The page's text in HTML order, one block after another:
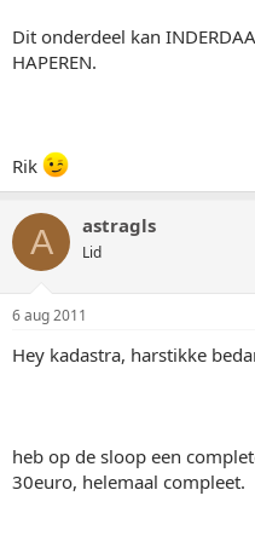
Dit onderdeel kan
HAPEREN.
Rik
A astragls
Lid
6 aug 2011
Hey kadastra, harstikke
heb op de sloop een
30euro, helemaal compleet.